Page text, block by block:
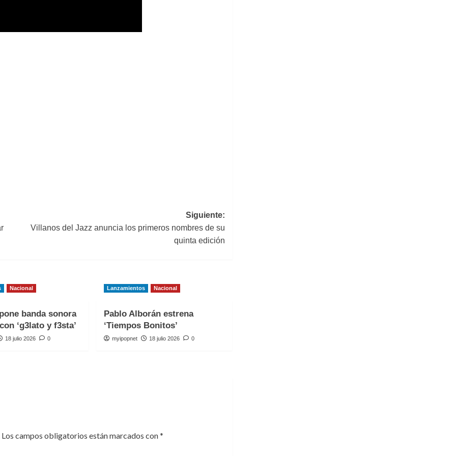
Siguiente:
Villanos del Jazz anuncia los primeros nombres de su
quinta edición
Nacional
banda sonora
‘g3lato y f3sta’
18 julio 2026 0
Lanzamientos Nacional
Pablo Alborán estrena
‘Tiempos Bonitos’
myipopnet 18 julio 2026 0
Los campos obligatorios están marcados con*